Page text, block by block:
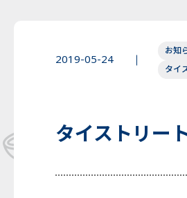
2019-05-24
お知
タイ
タイストリー